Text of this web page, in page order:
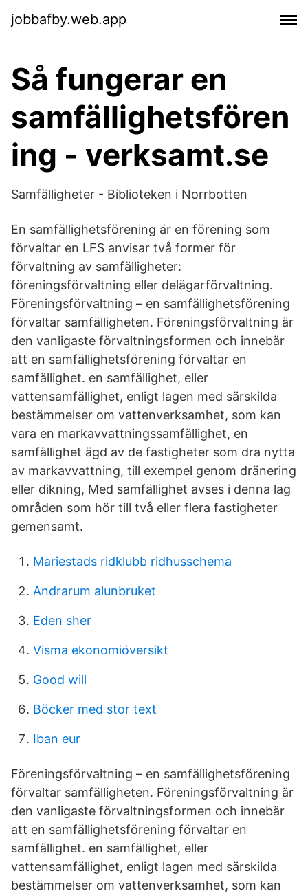
jobbafby.web.app
Så fungerar en
samfällighetsfören
ing - verksamt.se
Samfälligheter - Biblioteken i Norrbotten
En samfällighetsförening är en förening som
förvaltar en LFS anvisar två former för
förvaltning av samfälligheter:
föreningsförvaltning eller delägarförvaltning.
Föreningsförvaltning – en samfällighetsförening
förvaltar samfälligheten. Föreningsförvaltning är
den vanligaste förvaltningsformen och innebär
att en samfällighetsförening förvaltar en
samfällighet. en samfällighet, eller
vattensamfällighet, enligt lagen med särskilda
bestämmelser om vattenverksamhet, som kan
vara en markavvattningssamfällighet, en
samfällighet ägd av de fastigheter som dra nytta
av markavvattning, till exempel genom dränering
eller dikning, Med samfällighet avses i denna lag
områden som hör till två eller flera fastigheter
gemensamt.
Mariestads ridklubb ridhusschema
Andrarum alunbruket
Eden sher
Visma ekonomiöversikt
Good will
Böcker med stor text
Iban eur
Föreningsförvaltning – en samfällighetsförening
förvaltar samfälligheten. Föreningsförvaltning är
den vanligaste förvaltningsformen och innebär
att en samfällighetsförening förvaltar en
samfällighet. en samfällighet, eller
vattensamfällighet, enligt lagen med särskilda
bestämmelser om vattenverksamhet, som kan